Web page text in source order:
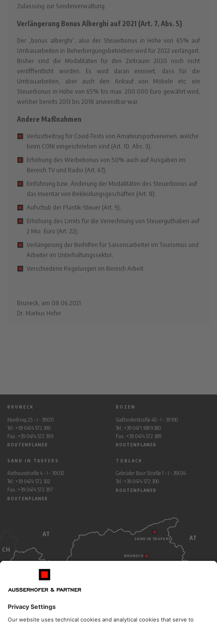
Zulassung zur Sonderverwaltung.
Verlängerung Bonus Alberghi auf 2021 (Art. 7, Abs. 5)
Der „bonus alberghi“, also der Steuerbonus in Höhe von 65% auf
Umbauarbeiten in Beherbergungsbetrieben wird für 2022 verlängert.
Bisher sind die Modalitäten für den Zeitraum 2020 noch nicht
veröfffentlicht worden. Es wird daran erinnert, dass für die
Umbauarbeiten, aber auch den Ankauf von Möbeln etc. ein
Steuerbonus in Höhe von 65% bis max. 200.000 Euro gewährt wird,
welcher bereits 2013 bis 2018 anwendbar war.
Andere Maßnahmen
Verlustbeitrag für Covid-Tests von Amateursportvereinen, welche
beim CONI eingeschrieben sind (Art. 10, Abs. 3);
Erhöhung des Werbebonus von 50% auch auf Ausgaben im
Bereich TV und Radio (Art. 67);
Einführung bzw. Änderung der Modalitäten des Steuerbonus auf
das Inventar von Bekleidungsgeschäften (Art. 8);
Aufschub der Plastik-Steuer (Art. 9);
Erhöhung des Limits für die Verrechnung von Steuerguthaben auf
2 Mio. Euro (Art. 22);
Verlängerung der Beihilfen für Saisonsarbeiter im Tourismus und
Arbeiter im Unterhaltungssektor;
Verschiedene Regelungen im Bereich Arbeit.
Bruneck, am 08.06.2021
Dr. Markus Hofer
BRUNECK
Nordring 25 - I - 39031
Tel.: +39 0474 572 300
Fax.: +39 0474 572 399
ROUTENPLANER
BOZEN
Südtirolerstraße 40 - I - 39100
Tel.: +39 0471 188 9380
Fax.: +39 0474 572 389
ROUTENPLANER
SAND IN TAUFERS
Rathausstraße 4 - I - 39032
Tel.: +39 0474 572 302
Fax.: +39 0474 572 397
ROUTENPLANER
TOBLACH
Gebrüder Baur Straße 1 - I - 39034
Tel.: +39 0474 572 300
ROUTENPLANER
AT
AT
CH
ITALY
BRUNECK
SAND IN TAUFERS